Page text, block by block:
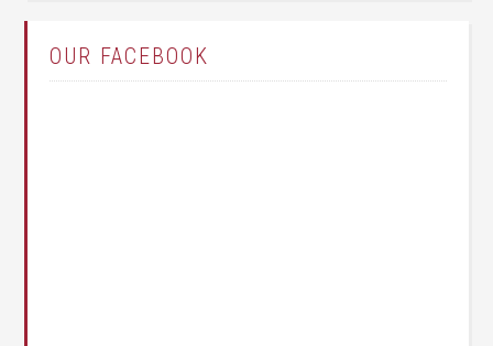
OUR FACEBOOK